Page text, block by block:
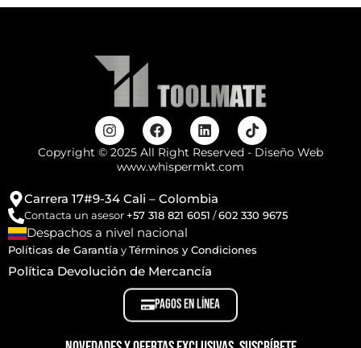
Copyright © 2025 All Right Reserved - Diseño Web
www.whispermkt.com
Carrera 17#9-34 Cali – Colombia
Contacta un asesor+57 318 821 6051 /602 330 9675
Despachos a nivel nacional
Políticas de Garantía yTérminos y Condiciones
Política Devolución de Mercancía
PAGOS EN LÍNEA